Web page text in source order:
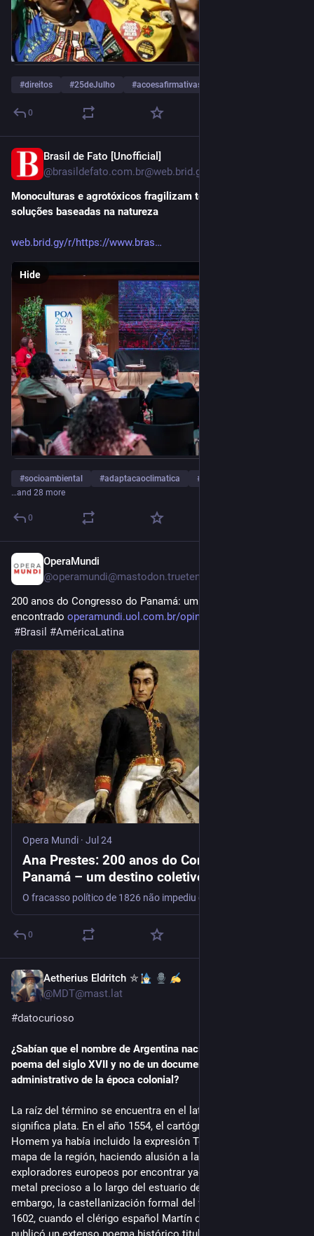
#direitos #25deJulho #acoesafirmativas
0
Brasil de Fato [Unofficial]
@brasildefato.com.br@web.brid.gy
Monoculturas e agrotóxicos fragilizam territórios e exigem
soluções baseadas na natureza
web.brid.gy/r/https://www.bras
Hide
#socioambiental #adaptacaoclimatica #
…and 28 more
0
OperaMundi
@operamundi@mastodon.trueten.de
200 anos do Congresso do Panamá: um destino coletivo a ser
encontrado operamundi.uol.com.br/opiniao/
#Brasil #AméricaLatina
Opera Mundi · Jul 24
Ana Prestes: 200 anos do Congresso do
Panamá – um destino coletivo a ser
encontrado - Opera Mundi
0
Aetherius Eldritch ⛤
@MDT@mast.lat
#datocurioso
¿Sabían que el nombre de Argentina nació originalmente de un
poema del siglo XVII y no de un documento político o
administrativo de la época colonial?
La raíz del término se encuentra en el latín argentum, que
significa plata. En el año 1554, el cartógrafo portugués Lopo
Homem ya había incluido la expresión Terra Argentea en un
mapa de la región, haciendo alusión a la obsesión de los
exploradores europeos por encontrar yacimientos de este
metal precioso a lo largo del estuario del Río de la Plata. Sin
embargo, la castellanización formal del vocablo ocurrió en
1602, cuando el clérigo español Martín del Barco Centenera